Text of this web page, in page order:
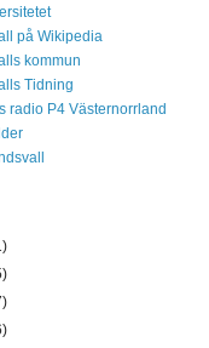
på Wikipedia
kommun
Tidning
radio P4 Västernorrland